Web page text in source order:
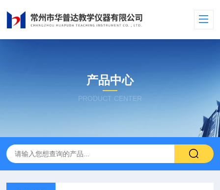
产品中心
PRODUCT CENTER